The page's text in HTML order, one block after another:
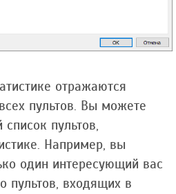
отражаются
пультов. Вы можете
пультов,
Например, вы
один интересующий вас
пультов, входящих в